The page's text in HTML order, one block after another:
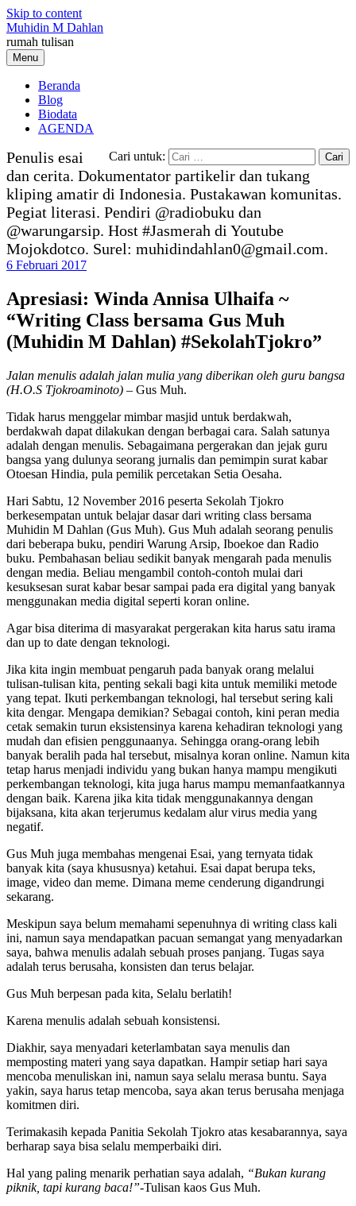
Skip to content
Muhidin M Dahlan
rumah tulisan
Menu
Beranda
Blog
Biodata
AGENDA
Cari untuk:
Penulis esai
dan cerita. Dokumentator partikelir dan tukang
kliping amatir di Indonesia. Pustakawan komunitas.
Pegiat literasi. Pendiri @radiobuku dan
@warungarsip. Host #Jasmerah di Youtube
Mojokdotco. Surel: muhidindahlan0@gmail.com.
6 Februari 2017
Apresiasi: Winda Annisa Ulhaifa ~
“Writing Class bersama Gus Muh
(Muhidin M Dahlan) #SekolahTjokro”
Jalan menulis adalah jalan mulia yang diberikan oleh guru bangsa
(H.O.S Tjokroaminoto) – Gus Muh.
Tidak harus menggelar mimbar masjid untuk berdakwah,
berdakwah dapat dilakukan dengan berbagai cara. Salah satunya
adalah dengan menulis. Sebagaimana pergerakan dan jejak guru
bangsa yang dulunya seorang jurnalis dan pemimpin surat kabar
Otoesan Hindia, pula pemilik percetakan Setia Oesaha.
Hari Sabtu, 12 November 2016 peserta Sekolah Tjokro
berkesempatan untuk belajar dasar dari writing class bersama
Muhidin M Dahlan (Gus Muh). Gus Muh adalah seorang penulis
dari beberapa buku, pendiri Warung Arsip, Iboekoe dan Radio
buku. Pembahasan beliau sedikit banyak mengarah pada menulis
dengan media. Beliau mengambil contoh-contoh mulai dari
kesuksesan surat kabar besar sampai pada era digital yang banyak
menggunakan media digital seperti koran online.
Agar bisa diterima di masyarakat pergerakan kita harus satu irama
dan up to date dengan teknologi.
Jika kita ingin membuat pengaruh pada banyak orang melalui
tulisan-tulisan kita, penting sekali bagi kita untuk memiliki metode
yang tepat. Ikuti perkembangan teknologi, hal tersebut sering kali
kita dengar. Mengapa demikian? Sebagai contoh, kini peran media
cetak semakin turun eksistensinya karena kehadiran teknologi yang
mudah dan efisien penggunaanya. Sehingga orang-orang lebih
banyak beralih pada hal tersebut, misalnya koran online. Namun kita
tetap harus menjadi individu yang bukan hanya mampu mengikuti
perkembangan teknologi, kita juga harus mampu memanfaatkannya
dengan baik. Karena jika kita tidak menggunakannya dengan
bijaksana, kita akan terjerumus kedalam alur virus media yang
negatif.
Gus Muh juga membahas mengenai Esai, yang ternyata tidak
banyak kita (saya khususnya) ketahui. Esai dapat berupa teks,
image, video dan meme. Dimana meme cenderung digandrungi
sekarang.
Meskipun saya belum memahami sepenuhnya di writing class kali
ini, namun saya mendapatkan pacuan semangat yang menyadarkan
saya, bahwa menulis adalah sebuah proses panjang. Tugas saya
adalah terus berusaha, konsisten dan terus belajar.
Gus Muh berpesan pada kita, Selalu berlatih!
Karena menulis adalah sebuah konsistensi.
Diakhir, saya menyadari keterlambatan saya menulis dan
memposting materi yang saya dapatkan. Hampir setiap hari saya
mencoba menuliskan ini, namun saya selalu merasa buntu. Saya
yakin, saya harus tetap mencoba, saya akan terus berusaha menjaga
komitmen diri.
Terimakasih kepada Panitia Sekolah Tjokro atas kesabarannya, saya
berharap saya bisa selalu memperbaiki diri.
Hal yang paling menarik perhatian saya adalah, “Bukan kurang
piknik, tapi kurang baca!”-Tulisan kaos Gus Muh.